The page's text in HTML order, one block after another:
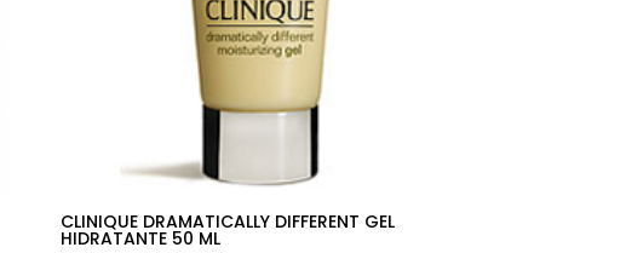
CLINIQUE DRAMATICALLY DIFFERENT GEL
HIDRATANTE 50 ML